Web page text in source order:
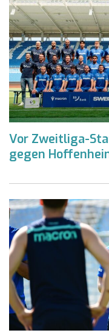
Vor Zweitliga-
gegen